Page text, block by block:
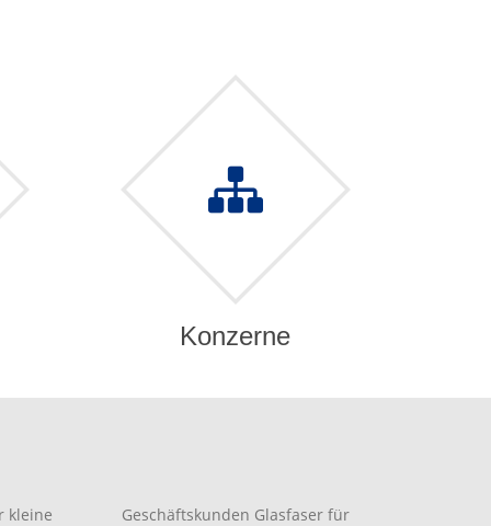
kleine
Konzerne
Geschäftskunden Glasfaser für